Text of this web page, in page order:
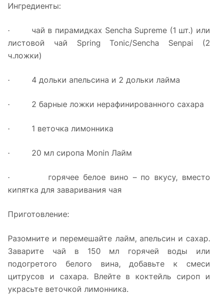
Ингредиенты:
· чай в пирамидках Sencha Supreme (1 шт.) или
листовой чай Spring Tonic/Sencha Senpai (2
ч.ложки)
· 4 дольки апельсина и 2 дольки лайма
· 2 барные ложки нерафинированного сахара
· 1 веточка лимонника
· 20 мл сиропа Monin Лайм
· горячее белое вино – по вкусу, вместо
кипятка для заваривания чая
Приготовление:
Разомните и перемешайте лайм, апельсин и сахар.
Заварите чай в 150 мл горячей воды или
подогретого белого вина, добавьте к смеси
цитрусов и сахара. Влейте в коктейль сироп и
украсьте веточкой лимонника.